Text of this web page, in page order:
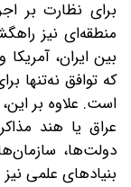
برای نظارت بر
منطقه‌ای نیز
بین ایران،
که توافق نه‌تنها
است. علاوه بر
عراق یا هند
بنیادهای علمی